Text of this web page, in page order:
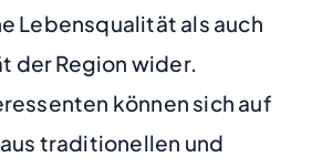
Lebensqualität als auch
der Region wider.
können sich auf
traditionellen und